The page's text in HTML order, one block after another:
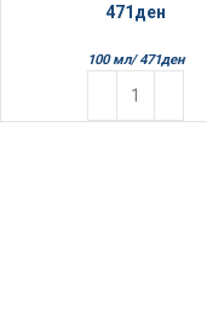
471ден
100 мл/ 471ден